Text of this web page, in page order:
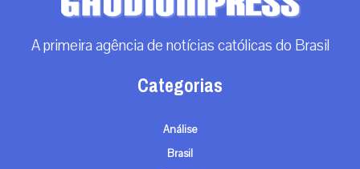
A primeira agência de notícias católicas do Brasil
Categorias
Análise
Brasil